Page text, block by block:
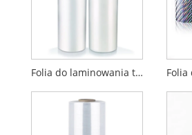
Folia do laminowania termicznego BOPP Anti Scratch